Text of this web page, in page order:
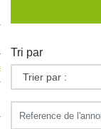
à NESTOR
Tri par